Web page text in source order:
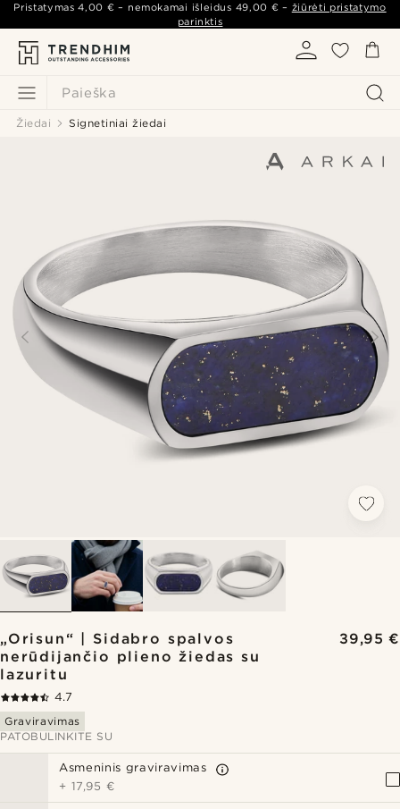
Paieška
Pristatymas4,00 € – nemokamai išleidus 49,00 € – žiūrėti pristatymo
parinktis
Žiedai Signetiniai žiedai
„Orisun“ | Sidabro spalvos
nerūdijančio plieno žiedas su
lazuritu
39,95 €
4.7
Graviravimas
PATOBULINKITE SU
Asmeninis graviravimas
+ 17,95 €